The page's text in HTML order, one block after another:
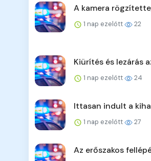
A kamera
1 nap ezelőtt 22
Kiürítés és lezárás
1 nap ezelőtt 24
Ittasan indult a
1 nap ezelőtt 27
Az erőszakos